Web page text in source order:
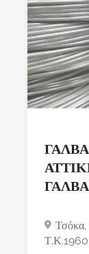
Τσόκα,